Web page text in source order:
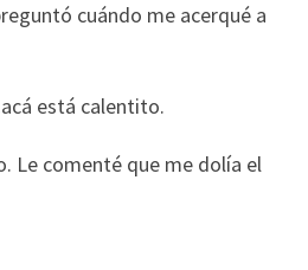
cuándo me acerqué a
está calentito.
Le comenté que me dolía el